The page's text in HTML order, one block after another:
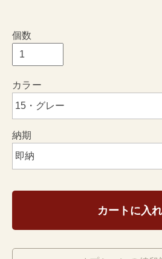
個数
カラー
納期
カートに入